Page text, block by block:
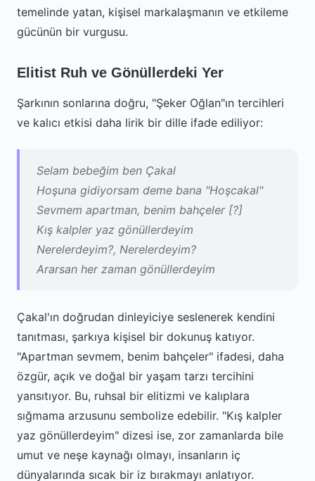
temelinde yatan, kişisel markalaşmanın ve etkileme
gücünün bir vurgusu.
Elitist Ruh ve Gönüllerdeki Yer
Şarkının sonlarına doğru, "Şeker Oğlan"ın tercihleri
ve kalıcı etkisi daha lirik bir dille ifade ediliyor:
Selam bebeğim ben Çakal
Hoşuna gidiyorsam deme bana "Hoşcakal"
Sevmem apartman, benim bahçeler [?]
Kış kalpler yaz gönüllerdeyim
Nerelerdeyim?, Nerelerdeyim?
Ararsan her zaman gönüllerdeyim
Çakal'ın doğrudan dinleyiciye seslenerek kendini
tanıtması, şarkıya kişisel bir dokunuş katıyor.
"Apartman sevmem, benim bahçeler" ifadesi, daha
özgür, açık ve doğal bir yaşam tarzı tercihini
yansıtıyor. Bu, ruhsal bir elitizmi ve kalıplara
sığmama arzusunu sembolize edebilir. "Kış kalpler
yaz gönüllerdeyim" dizesi ise, zor zamanlarda bile
umut ve neşe kaynağı olmayı, insanların iç
dünyalarında sıcak bir iz bırakmayı anlatıyor.